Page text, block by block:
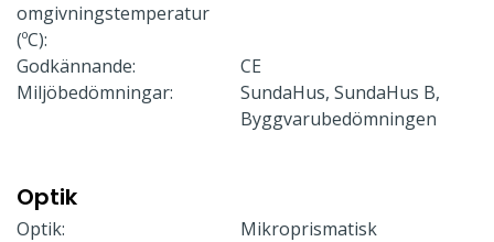
omgivningstemperatur
(ºC):
Godkännande:
CE
Miljöbedömningar:
SundaHus, SundaHus B,
Byggvarubedömningen
Optik
Optik: Mikroprismatisk